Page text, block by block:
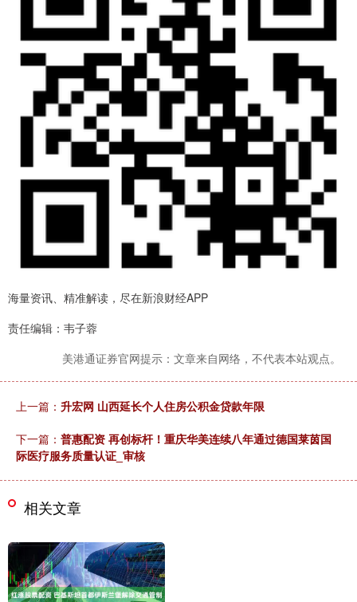
海量资讯、精准解读，尽在新浪财经APP
责任编辑：韦子蓉
美港通证券官网提示：文章来自网络，不代表本站观点。
上一篇： 升宏网 山西延长个人住房公积金贷款年限
下一篇： 普惠配资 再创标杆！重庆华美连续八年通过德国莱茵国
际医疗服务质量认证_审核
相关文章